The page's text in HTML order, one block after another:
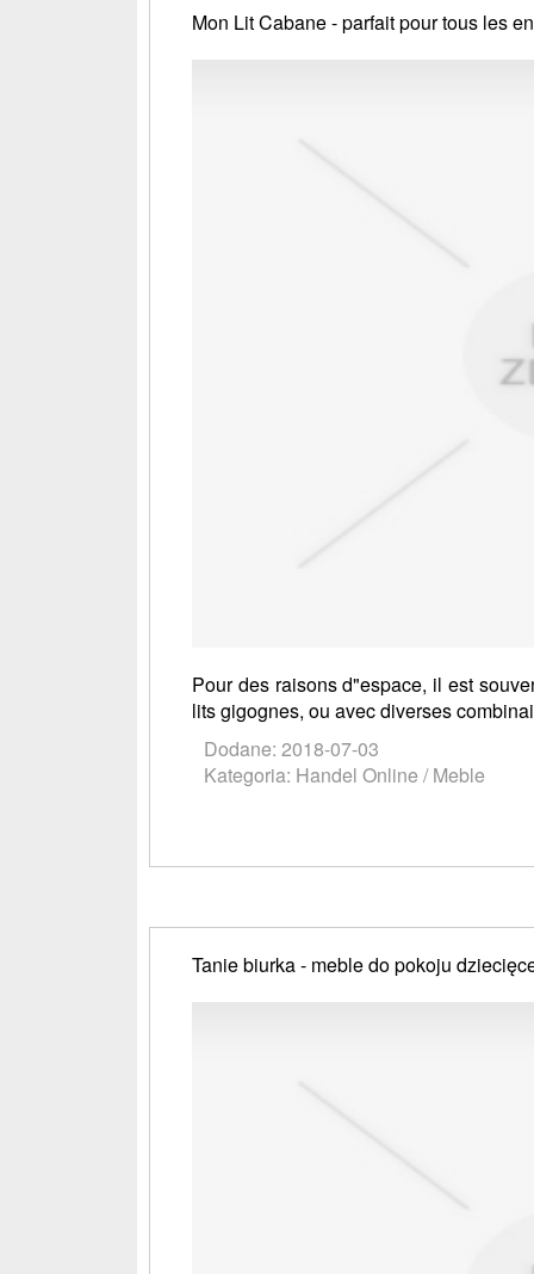
Mon Lit Cabane - parfait pour tous les
Pour des raisons d"espace, il est
lits gigognes, ou avec diverses
Dodane: 2018-07-03
Kategoria: Handel Online / Meble
Tanie biurka - meble do pokoju